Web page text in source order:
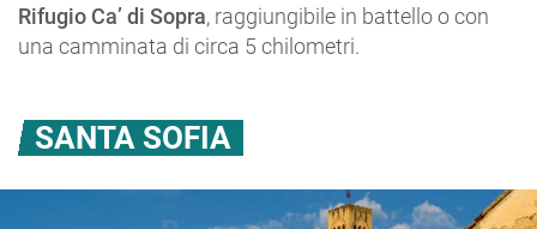
Rifugio Ca’ di Sopra, raggiungibile in battello o con
una camminata di circa 5 chilometri.
SANTA SOFIA